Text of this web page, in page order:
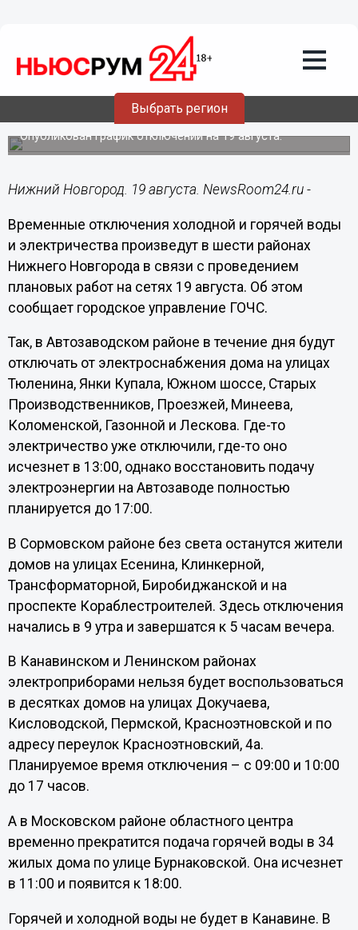
Выбрать регион
19.08.202009:57
Воды и света не будет в шести районах
Нижнего Новгорода
Опубликован график отключений на 19 августа.
Нижний Новгород. 19 августа. NewsRoom24.ru -
Временные отключения холодной и горячей воды
и электричества произведут в шести районах
Нижнего Новгорода в связи с проведением
плановых работ на сетях 19 августа. Об этом
сообщает городское управление ГОЧС.
Так, в Автозаводском районе в течение дня будут
отключать от электроснабжения дома на улицах
Тюленина, Янки Купала, Южном шоссе, Старых
Производственников, Проезжей, Минеева,
Коломенской, Газонной и Лескова. Где-то
электричество уже отключили, где-то оно
исчезнет в 13:00, однако восстановить подачу
электроэнергии на Автозаводе полностью
планируется до 17:00.
В Сормовском районе без света останутся жители
домов на улицах Есенина, Клинкерной,
Трансформаторной, Биробиджанской и на
проспекте Кораблестроителей. Здесь отключения
начались в 9 утра и завершатся к 5 часам вечера.
В Канавинском и Ленинском районах
электроприборами нельзя будет воспользоваться
в десятках домов на улицах Докучаева,
Кисловодской, Пермской, Красноэтновской и по
адресу переулок Красноэтновский, 4а.
Планируемое время отключения – с 09:00 и 10:00
до 17 часов.
А в Московском районе областного центра
временно прекратится подача горячей воды в 34
жилых дома по улице Бурнаковской. Она исчезнет
в 11:00 и появится к 18:00.
Горячей и холодной воды не будет в Канавине. В